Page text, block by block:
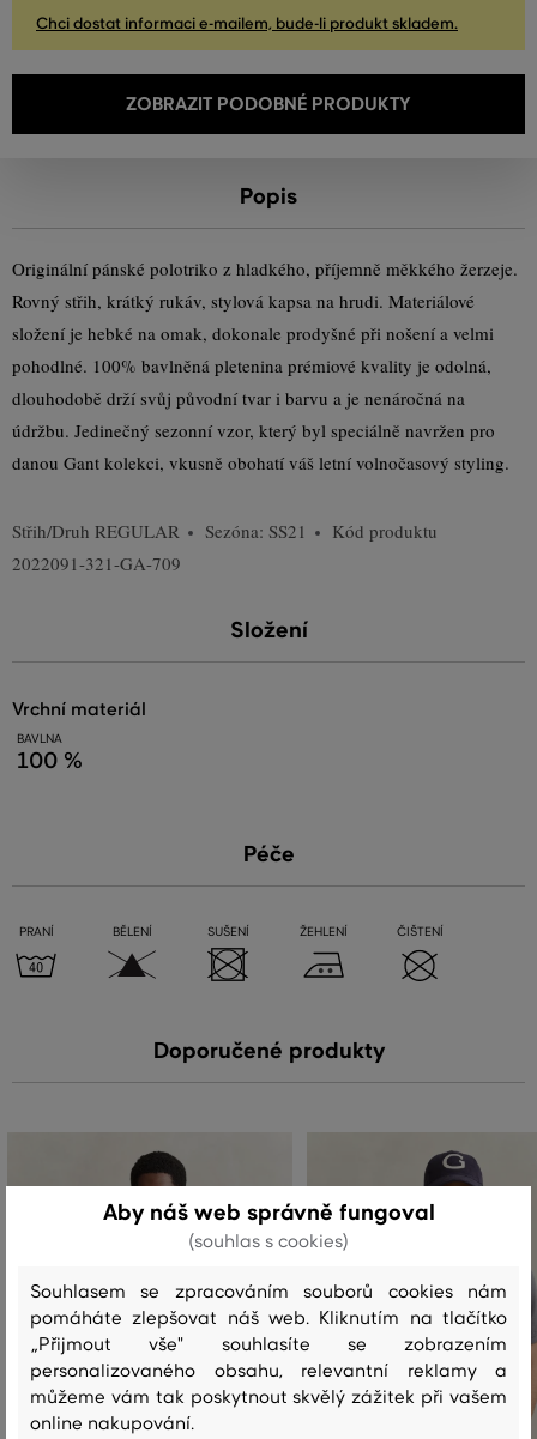
Chci dostat informaci e-mailem, bude-li produkt skladem.
ZOBRAZIT PODOBNÉ PRODUKTY
Popis
Originální pánské polotriko z hladkého, příjemně měkkého žerzeje.
Rovný střih, krátký rukáv, stylová kapsa na hrudi. Materiálové
složení je hebké na omak, dokonale prodyšné při nošení a velmi
pohodlné. 100% bavlněná pletenina prémiové kvality je odolná,
dlouhodobě drží svůj původní tvar i barvu a je nenáročná na
údržbu. Jedinečný sezonní vzor, který byl speciálně navržen pro
danou Gant kolekci, vkusně obohatí váš letní volnočasový styling.
Střih/Druh REGULAR Sezóna: SS21
Kód produktu
2022091-321-GA-709
Složení
vrchní materiál
BAVLNA
100 %
Péče
PRANÍ BĚLENÍ SUŠENÍ ŽEHLENÍ ČIŠTENÍ
Doporučené produkty
Aby náš web správně fungoval
(souhlas s cookies)
Souhlasem se zpracováním souborů cookies nám
pomáháte zlepšovat náš web. Kliknutím na tlačítko
„Přijmout vše" souhlasíte se zobrazením
personalizovaného obsahu, relevantní reklamy a
můžeme vám tak poskytnout skvělý zážitek při vašem
online nakupování.